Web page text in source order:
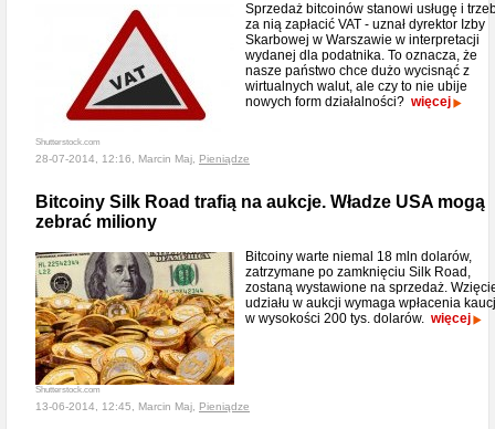
Shutterstock.com
Sprzedaż bitcoinów stanowi usługę i
za nią zapłacić VAT - uznał dyrektor Izby
Skarbowej w Warszawie w interpretacji
wydanej dla podatnika. To oznacza, że
nasze państwo chce dużo wycisnąć z
wirtualnych walut, ale czy to nie ubije
nowych form działalności? więcej
28-07-2014, 12:16, Marcin Maj, Pieniądze
Bitcoiny Silk Road trafią na aukcje. Władze USA mogą
zebrać miliony
Shutterstock.com
Bitcoiny warte niemal 18 mln dolarów,
zatrzymane po zamknięciu Silk Road,
zostaną wystawione na sprzedaż.
udziału w aukcji wymaga wpłacenia
w wysokości 200 tys. dolarów. więcej
13-06-2014, 12:45, Marcin Maj, Pieniądze